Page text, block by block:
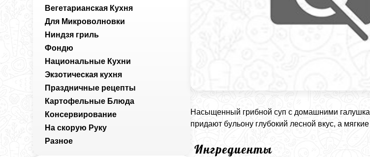
Вегетарианская Кухня
Для Микроволновки
Ниндзя гриль
Фондю
Национальные Кухни
Экзотическая кухня
Праздничные рецепты
Картофельные Блюда
Консервирование
На скорую Руку
Разное
Насыщенный грибной суп с домашними
придают бульону глубокий лесной вкус, а
Ингредиенты